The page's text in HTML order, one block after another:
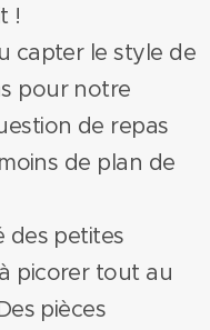
!
capter le style de
pour notre
de repas
de plan de
des petites
picorer tout au
pièces